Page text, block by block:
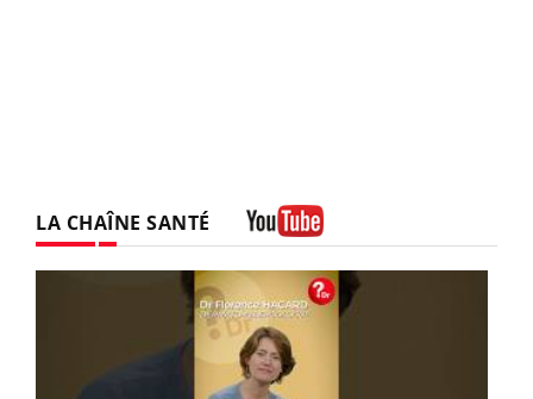
LA CHAÎNE SANTÉ